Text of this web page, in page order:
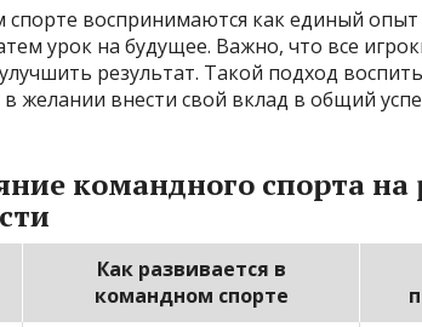
воспринимаются как единый
урок на будущее. Важно, что все
результат. Такой подход
в желании внести свой вклад в общий
командного спорта на
Как развивается в
командном спорте